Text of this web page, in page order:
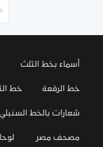
أسماء بخط الثلث
خط خط الرقعة
شعارات بالخط السنبلي
مصحف مصر